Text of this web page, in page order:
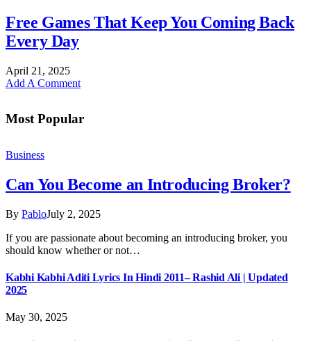
Free Games That Keep You Coming Back
Every Day
April 21, 2025
Add A Comment
Most Popular
Business
Can You Become an Introducing Broker?
By PabloJuly 2, 2025
If you are passionate about becoming an introducing broker, you
should know whether or not…
Kabhi Kabhi Aditi Lyrics In Hindi 2011– Rashid Ali | Updated
2025
May 30, 2025